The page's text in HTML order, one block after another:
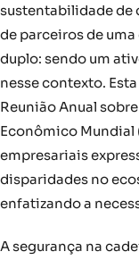
sustentabilidade de
de parceiros de
duplo: sendo um
nesse contexto.
Reunião Anual
Econômico Mundial
empresariais
disparidades no
enfatizando a
A segurança na